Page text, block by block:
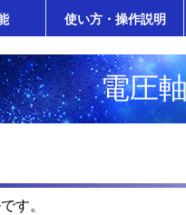
使い方・操作説明
電圧
す。